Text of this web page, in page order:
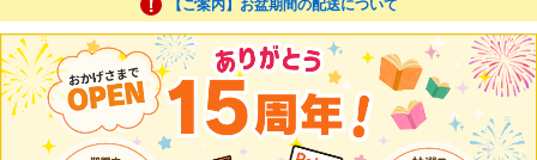
【ご案内】お盆期間の配送について